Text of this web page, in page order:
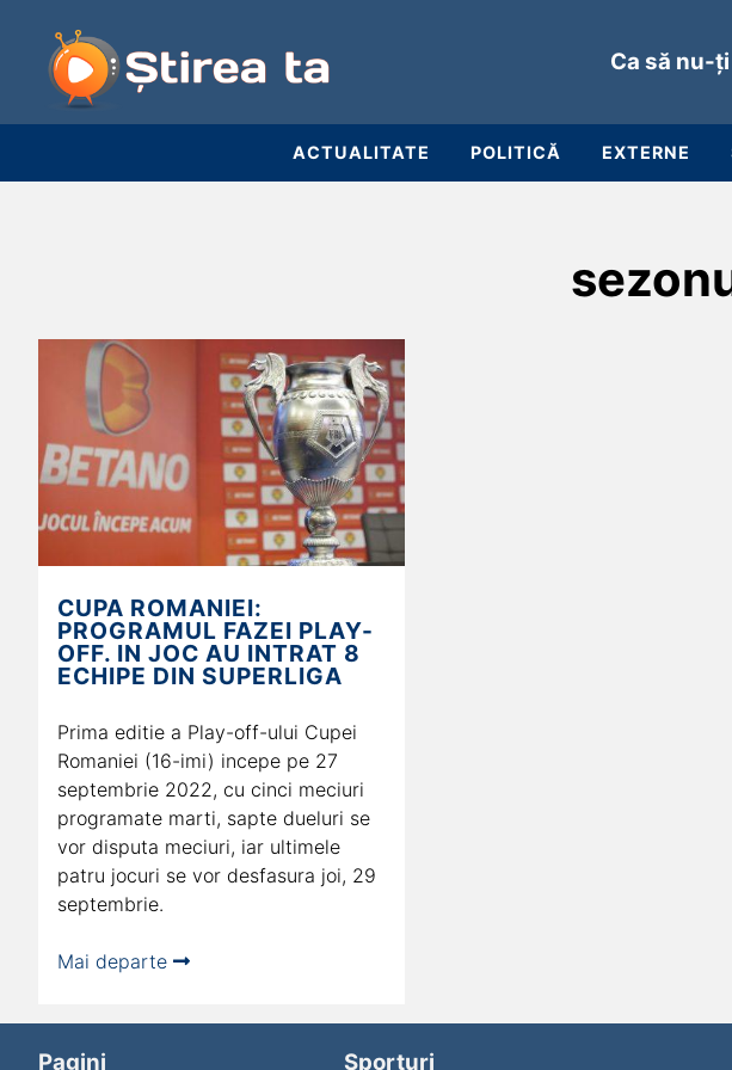
Ca să nu-
ACTUALITATE POLITICĂ EXTERNE
CUPA ROMANIEI:
PROGRAMUL FAZEI PLAY-
OFF. IN JOC AU INTRAT 8
ECHIPE DIN SUPERLIGA
Prima editie a Play-off-ului Cupei
Romaniei (16-imi) incepe pe 27
septembrie 2022, cu cinci meciuri
programate marti, sapte dueluri se
vor disputa meciuri, iar ultimele
patru jocuri se vor desfasura joi, 29
septembrie.
Mai departe
Pagini Sporturi